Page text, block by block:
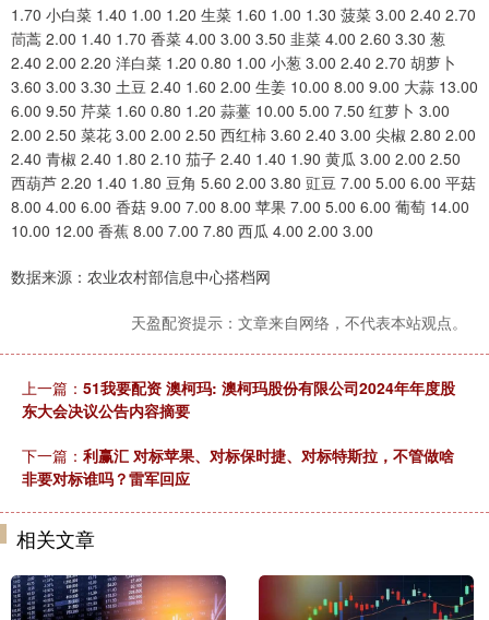
1.70 小白菜 1.40 1.00 1.20 生菜 1.60 1.00 1.30 菠菜 3.00 2.40 2.70
茼蒿 2.00 1.40 1.70 香菜 4.00 3.00 3.50 韭菜 4.00 2.60 3.30 葱
2.40 2.00 2.20 洋白菜 1.20 0.80 1.00 小葱 3.00 2.40 2.70 胡萝卜
3.60 3.00 3.30 土豆 2.40 1.60 2.00 生姜 10.00 8.00 9.00 大蒜 13.00
6.00 9.50 芹菜 1.60 0.80 1.20 蒜薹 10.00 5.00 7.50 红萝卜 3.00
2.00 2.50 菜花 3.00 2.00 2.50 西红柿 3.60 2.40 3.00 尖椒 2.80 2.00
2.40 青椒 2.40 1.80 2.10 茄子 2.40 1.40 1.90 黄瓜 3.00 2.00 2.50
西葫芦 2.20 1.40 1.80 豆角 5.60 2.00 3.80 豇豆 7.00 5.00 6.00 平菇
8.00 4.00 6.00 香菇 9.00 7.00 8.00 苹果 7.00 5.00 6.00 葡萄 14.00
10.00 12.00 香蕉 8.00 7.00 7.80 西瓜 4.00 2.00 3.00
数据来源：农业农村部信息中心搭档网
天盈配资提示：文章来自网络，不代表本站观点。
上一篇： 51我要配资 澳柯玛: 澳柯玛股份有限公司2024年年度股
东大会决议公告内容摘要
下一篇： 利赢汇 对标苹果、对标保时捷、对标特斯拉，不管做啥
非要对标谁吗？雷军回应
相关文章